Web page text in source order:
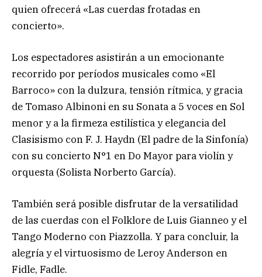
quien ofrecerá «Las cuerdas frotadas en
concierto».
Los espectadores asistirán a un emocionante
recorrido por períodos musicales como «El
Barroco» con la dulzura, tensión rítmica, y gracia
de Tomaso Albinoni en su Sonata a 5 voces en Sol
menor y a la firmeza estilística y elegancia del
Clasisismo con F. J. Haydn (El padre de la Sinfonía)
con su concierto N°1 en Do Mayor para violín y
orquesta (Solista Norberto García).
También será posible disfrutar de la versatilidad
de las cuerdas con el Folklore de Luis Gianneo y el
Tango Moderno con Piazzolla. Y para concluir, la
alegría y el virtuosismo de Leroy Anderson en
Fidle, Fadle.